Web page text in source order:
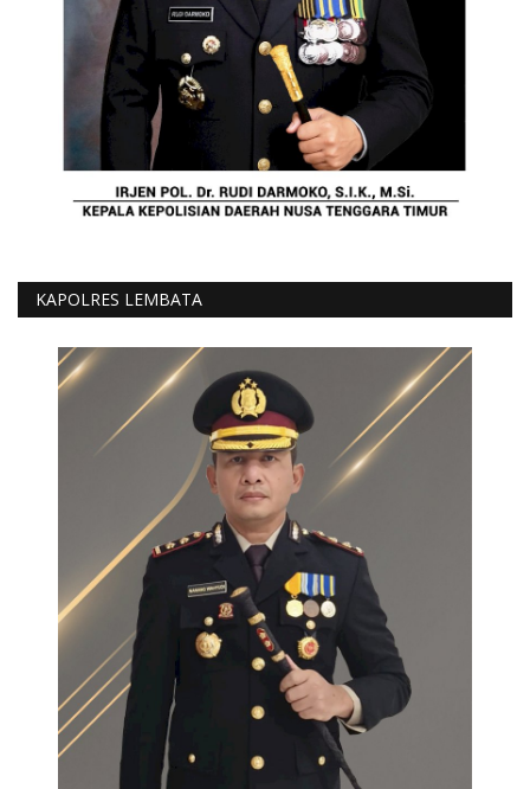
KAPOLRES LEMBATA